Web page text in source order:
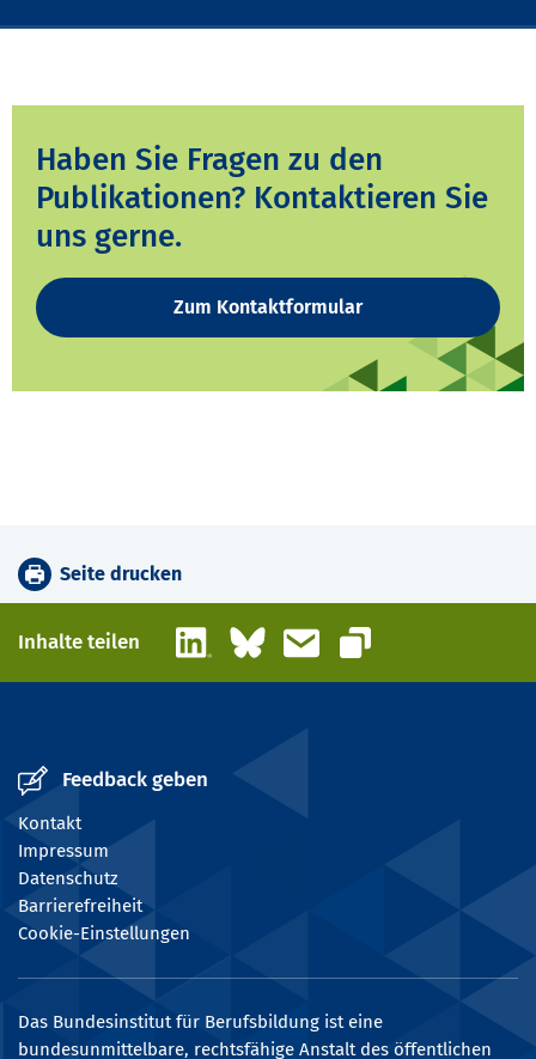
Haben Sie Fragen zu den
Publikationen? Kontaktieren Sie
uns gerne.
Zum Kontaktformular
Seite drucken
Inhalte teilen LinkedInBlueskyE-Mail
Link kopieren
Feedback geben
Kontakt
Impressum
Datenschutz
Barrierefreiheit
Cookie-Einstellungen
Das Bundesinstitut für Berufsbildung ist eine
bundesunmittelbare, rechtsfähige Anstalt des öffentlichen